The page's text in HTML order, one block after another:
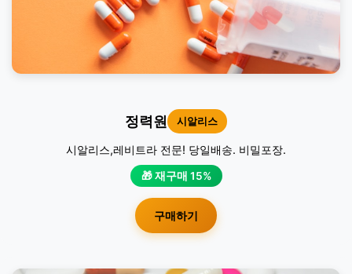
정력원 시알리스
시알리스,레비트라 전문! 당일배송. 비밀포장.
🎁 재구매 15%
구매하기